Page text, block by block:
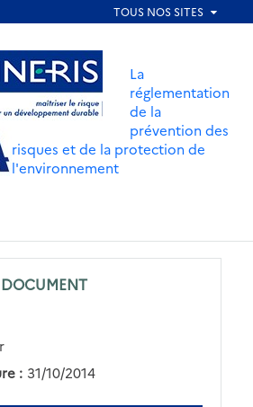
Aller au menu
La
réglementation
de la
prévention des
risques et de la protection de
l'environnement
: 31/10/2014